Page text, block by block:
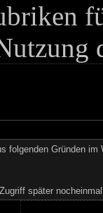
folgenden Gründen im
später